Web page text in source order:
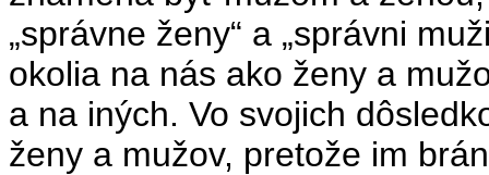
„správne ženy“ a „správni
okolia na nás ako ženy a
a na iných. Vo svojich
ženy a mužov, pretože im